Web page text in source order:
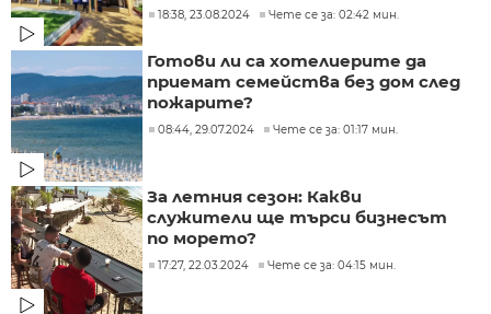
18:38, 23.08.2024 Чете се за: 02:42 мин.
Готови ли са хотелиерите да
приемат семейства без дом след
пожарите?
08:44, 29.07.2024 Чете се за: 01:17 мин.
За летния сезон: Какви
служители ще търси бизнесът
по морето?
17:27, 22.03.2024 Чете се за: 04:15 мин.